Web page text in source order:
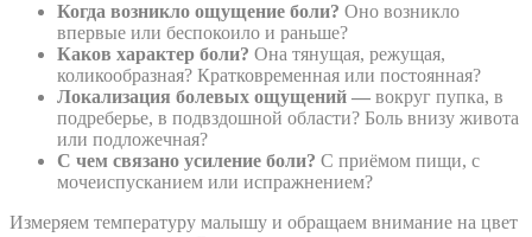
Когда возникло ощущение боли? Оно возникло
впервые или беспокоило и раньше?
Каков характер боли? Она тянущая, режущая,
коликообразная? Кратковременная или постоянная?
Локализация болевых ощущений — вокруг пупка, в
подреберье, в подвздошной области? Боль внизу живота
или подложечная?
С чем связано усиление боли? С приёмом пищи, с
мочеиспусканием или испражнением?
Измеряем температуру малышу и обращаем внимание на цвет